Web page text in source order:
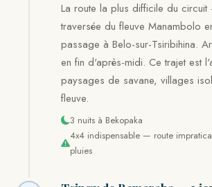
La route la plus difficile du circuit
traversée du fleuve Manambolo
passage à Belo-sur-Tsiribihina.
en fin d'après-midi. Ce trajet est
paysages de savane, villages
fleuve.
3 nuits à Bekopaka
4x4 indispensable — route
pluies